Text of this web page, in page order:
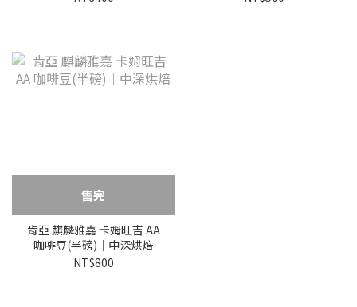
售完
肯亞 麒麟雅嘉 卡姆旺吉 AA
咖啡豆(半磅)｜中深烘焙
NT$800